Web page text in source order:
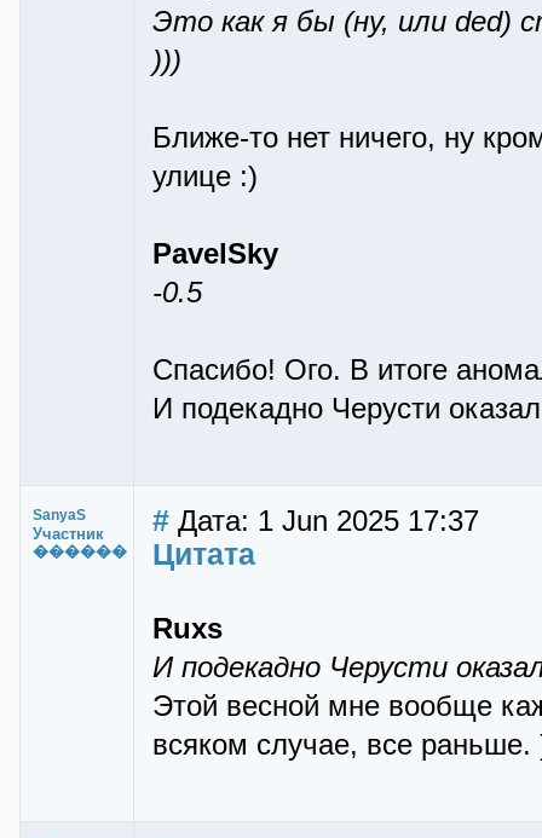
Это как я бы (ну, или ded)
)))
Ближе-то нет ничего, ну
улице :)
PavelSky
-0.5
Спасибо! Ого. В итоге
И подекадно Черусти
SanyaS
Участник
������
# Дата: 1 Jun 2025 17:37
Цитата
Ruxs
И подекадно Черусти
Этой весной мне вообще
всяком случае, все раньше.